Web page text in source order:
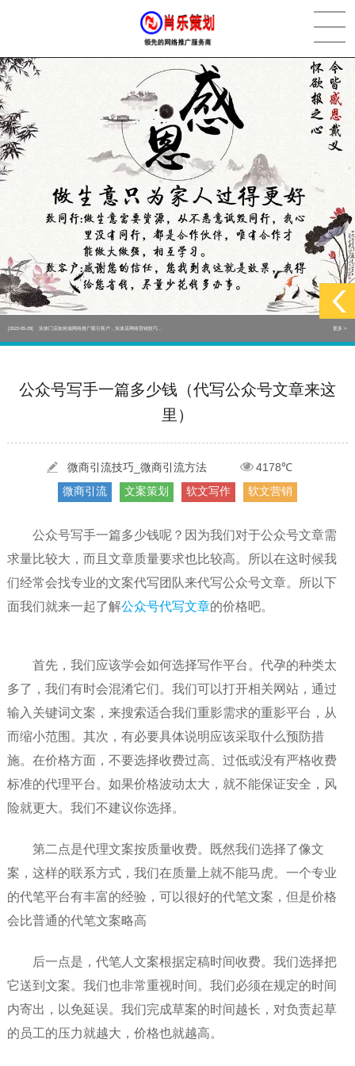
[2022-05-29] 实体门店如何做网络推广吸引客户，实体店网络营销技巧... 更多 >
[2022-03-27] 疫情当下公司企业品牌网络营销策划推广怎么做，国内知...
污水处理设备厂家产品如何做网络推广（污水处理项目网...
疫情当下公司企业品牌网络营销策划推广怎么做，国内知...
公众号写手一篇多少钱（代写公众号文章来这
里）
微商引流技巧_微商引流方法
4178℃
微商引流
文案策划 软文写作 软文营销
公众号写手一篇多少钱呢？因为我们对于公众号文章需
求量比较大，而且文章质量要求也比较高。所以在这时候我
们经常会找专业的文案代写团队来代写公众号文章。所以下
面我们就来一起了解公众号代写文章的价格吧。
首先，我们应该学会如何选择写作平台。代孕的种类太
多了，我们有时会混淆它们。我们可以打开相关网站，通过
输入关键词文案，来搜索适合我们重影需求的重影平台，从
而缩小范围。其次，有必要具体说明应该采取什么预防措
施。在价格方面，不要选择收费过高、过低或没有严格收费
标准的代理平台。如果价格波动太大，就不能保证安全，风
险就更大。我们不建议你选择。
第二点是代理文案按质量收费。既然我们选择了像文
案，这样的联系方式，我们在质量上就不能马虎。一个专业
的代笔平台有丰富的经验，可以很好的代笔文案，但是价格
会比普通的代笔文案略高
后一点是，代笔人文案根据定稿时间收费。我们选择把
它送到文案。我们也非常重视时间。我们必须在规定的时间
内寄出，以免延误。我们完成草案的时间越长，对负责起草
的员工的压力就越大，价格也就越高。